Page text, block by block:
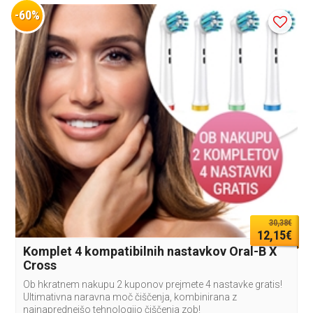
-60%
30,38€
12,15€
Komplet 4 kompatibilnih nastavkov Oral-B X
Cross
Ob hkratnem nakupu 2 kuponov prejmete 4 nastavke gratis!
Ultimativna naravna moč čiščenja, kombinirana z
najnaprednejšo tehnologijo čiščenja zob!